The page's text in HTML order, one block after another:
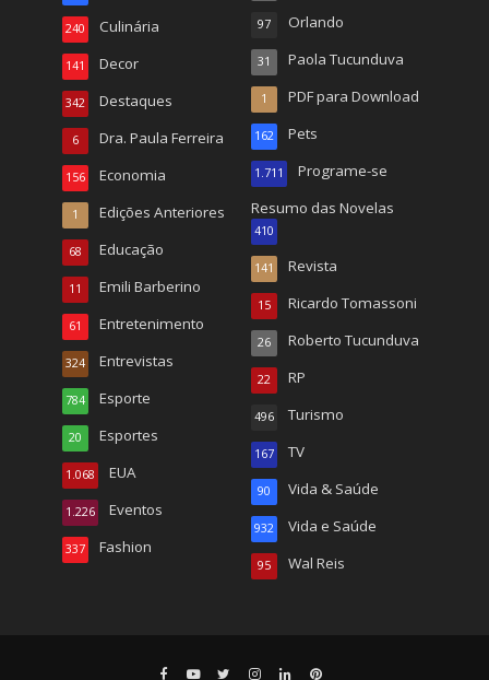
Culinária
240
Decor
141
Destaques
342
Dra. Paula Ferreira
6
Economia
156
Edições Anteriores
1
Educação
68
Emili Barberino
11
Entretenimento
61
Entrevistas
324
Esporte
784
Esportes
20
EUA
1.068
Eventos
1.226
Fashion
337
Orlando
97
Paola Tucunduva
31
PDF para Download
1
Pets
162
Programe-se
1.711
Resumo das Novelas
410
Revista
141
Ricardo Tomassoni
15
Roberto Tucunduva
26
RP
22
Turismo
496
TV
167
Vida & Saúde
90
Vida e Saúde
932
Wal Reis
95